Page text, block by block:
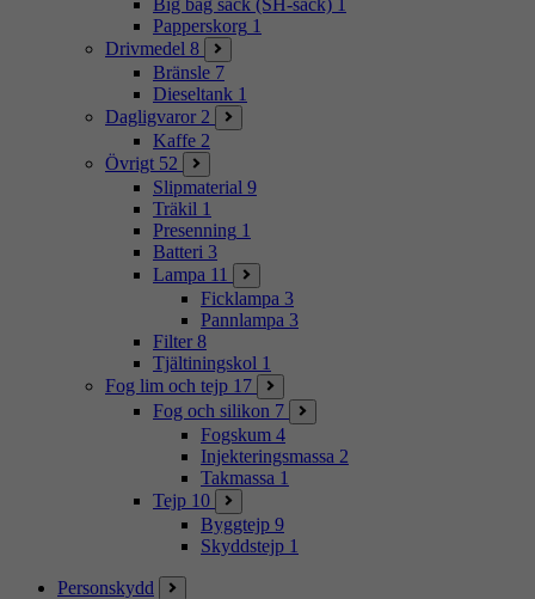
Papperskorg 1
Drivmedel 8
Bränsle 7
Dieseltank 1
Dagligvaror 2
Kaffe 2
Övrigt 52
Slipmaterial 9
Träkil 1
Presenning 1
Batteri 3
Lampa 11
Ficklampa 3
Pannlampa 3
Filter 8
Tjältiningskol 1
Fog lim och tejp 17
Fog och silikon 7
Fogskum 4
Injekteringsmassa 2
Takmassa 1
Tejp 10
Byggtejp 9
Skyddstejp 1
Personskydd